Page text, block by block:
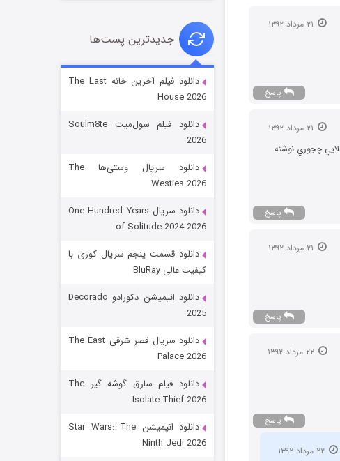
پاسخ
چجوري نوشته
پاسخ
پاسخ
پاسخ
۲۲ مرداد ۱۳۹۲
قسمت
رویایی برای تو
قسمت
جدیدترین پست‌ها
دانلود فیلم آخرین خانه The Last
House 2026
دانلود فیلم سول‌میت Soulm8te
2026
دانلود سریال وستی‌ها The
Westies 2026
دانلود سریال One Hundred Years
of Solitude 2024-2026
دانلود قسمت پنجم سریال کوری با
کیفیت عالی BluRay
دانلود انیمیشن دکورادو Decorado
2025
دانلود سریال قصر شرقی The East
Palace 2026
دانلود فیلم سارق گوشه گیر The
Isolate Thief 2026
دانلود انیمیشن Star Wars: The
Ninth Jedi 2026